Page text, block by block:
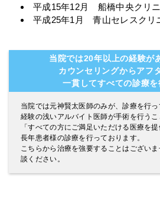
平成15年12月 船橋中央クリ
平成25年1月 青山セレスク
当院では20年以上の経験が
カウンセリングからアフ
一貫してすべての診療を
当院では元神賢太医師のみが、診療を行っ
経験の浅いアルバイト医師が手術を行うこ
「すべての方にご満足いただける医療を
長年患者様の診療を行っております。
こちらから治療を強要することはござい
談ください。